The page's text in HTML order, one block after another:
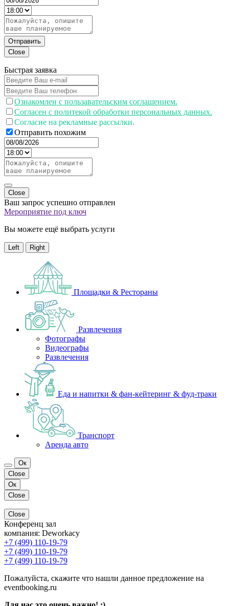
Отправить
Close
Быстрая заявка
Ознакомлен с пользавательским соглашением.
Согласен с политекой обработки персональных данных.
Согласие на рекламные рассылки.
Отправить похожим
Close
Ваш запрос успешно отправлен
Мероприятие под ключ
Вы можете ещё выбрать услуги
Left Right
Площадки & Рестораны
Развлечения
Фотографы
Видеографы
Развлечения
Еда и напитки & фан-кейтеринг & фуд-траки
Транспорт
Аренда авто
Ок
Close
Ок
Close
Close
Конференц зал
компания: Deworkacy
+7 (499) 110-19-79
+7 (499) 110-19-79
+7 (499) 110-19-79
Пожалуйста, скажите что нашли данное предложение на
eventbooking.ru